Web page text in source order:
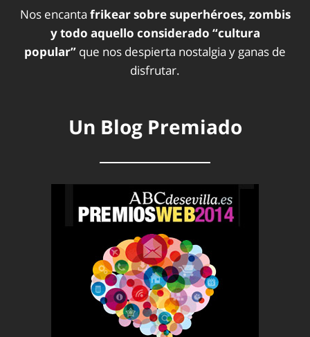
Nos encanta frikear sobre superhéroes, zombis
y todo aquello considerado “cultura
popular” que nos despierta nostalgia y ganas de
disfrutar.
Un Blog Premiado